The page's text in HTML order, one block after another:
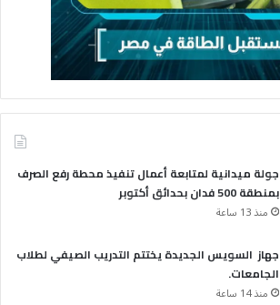
جولة ميدانية لمتابعة أعمال تنفيذ محطة رفع الصرف
بمنطقة 500 فدان بحدائق أكتوبر
منذ 13 ساعة
جهاز السويس الجديدة يختتم التدريب الصيفي لطلاب
الجامعات.
منذ 14 ساعة